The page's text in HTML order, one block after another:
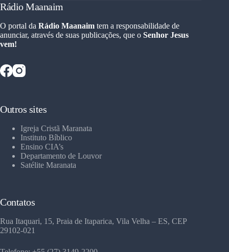
Rádio Maanaim
O portal da Rádio Maanaim tem a responsabilidade de
anunciar, através de suas publicações, que o Senhor Jesus
vem!
Outros sites
Igreja Cristã Maranata
Instituto Bíblico
Ensino CIA’s
Departamento de Louvor
Satélite Maranata
Contatos
Rua Itaquari, 15, Praia de Itaparica, Vila Velha – ES, CEP
29102-021